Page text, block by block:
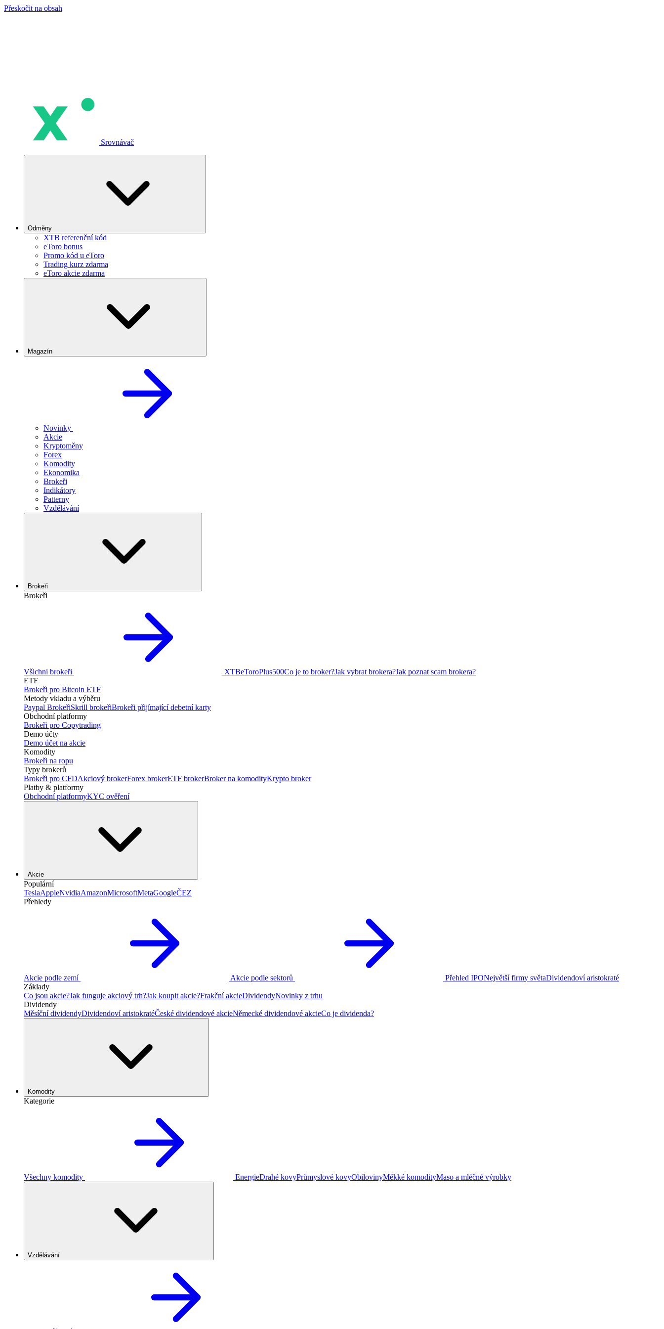
Přeskočit na obsah
Srovnávač
Odměny
XTB referenční kód
eToro bonus
Promo kód u eToro
Trading kurz zdarma
eToro akcie zdarma
Magazín
Novinky
Akcie
Kryptoměny
Forex
Komodity
Ekonomika
Brokeři
Indikátory
Patterny
Vzdělávání
Brokeři
Brokeři
Všichni brokeři XTBeToroPlus500Co je to broker?Jak vybrat brokera?Jak poznat scam brokera?
ETF
Brokeři pro Bitcoin ETF
Metody vkladu a výběru
Paypal BrokeřiSkrill brokeřiBrokeři přijímající debetní karty
Obchodní platformy
Brokeři pro Copytrading
Demo účty
Demo účet na akcie
Komodity
Brokeři na ropu
Typy brokerů
Brokeři pro CFDAkciový brokerForex brokerETF brokerBroker na komodityKrypto broker
Platby & platformy
Obchodní platformyKYC ověření
Akcie
Populární
TeslaAppleNvidiaAmazonMicrosoftMetaGoogleČEZ
Přehledy
Akcie podle zemí Akcie podle sektorů Přehled IPONejvětší firmy světaDividendoví aristokraté
Základy
Co jsou akcie?Jak funguje akciový trh?Jak koupit akcie?Frakční akcieDividendyNovinky z trhu
Dividendy
Měsíční dividendyDividendoví aristokratéČeské dividendové akcieNěmecké dividendové akcieCo je dividenda?
Komodity
Kategorie
Všechny komodity EnergieDrahé kovyPrůmyslové kovyObilovinyMěkké komodityMaso a mléčné výrobky
Vzdělávání